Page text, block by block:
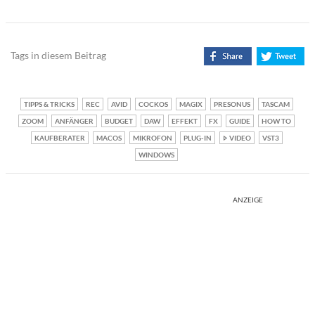
Tags in diesem Beitrag
TIPPS & TRICKS REC AVID COCKOS MAGIX PRESONUS
TASCAM
ZOOM
ANFÄNGER BUDGET DAW EFFEKT FX GUIDE
HOW TO
KAUFBERATER
MACOS MIKROFON PLUG-IN VIDEO
VST3
WINDOWS
ANZEIGE